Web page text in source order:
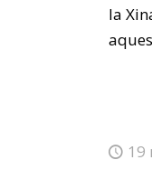
la
19